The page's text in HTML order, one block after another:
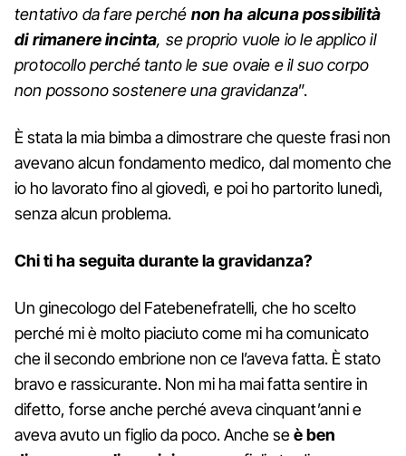
tentativo da fare perché non ha alcuna possibilità
di rimanere incinta, se proprio vuole io le applico il
protocollo perché tanto le sue ovaie e il suo corpo
non possono sostenere una gravidanza”.
È stata la mia bimba a dimostrare che queste frasi non
avevano alcun fondamento medico, dal momento che
io ho lavorato fino al giovedì, e poi ho partorito lunedì,
senza alcun problema.
Chi ti ha seguita durante la gravidanza?
Un ginecologo del Fatebenefratelli, che ho scelto
perché mi è molto piaciuto come mi ha comunicato
che il secondo embrione non ce l’aveva fatta. È stato
bravo e rassicurante. Non mi ha mai fatta sentire in
difetto, forse anche perché aveva cinquant’anni e
aveva avuto un figlio da poco. Anche seè ben